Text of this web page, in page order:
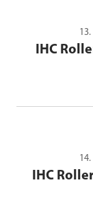
IHC
IHC